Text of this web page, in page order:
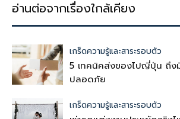
อ่านต่อจากเรื่องใกล้เคียง
เกร็ดความรู้และสาระรอบตัว
5 เทคนิคส่งของไปญี่ปุ่น ถึง
ปลอดภัย
เกร็ดความรู้และสาระรอบตัว